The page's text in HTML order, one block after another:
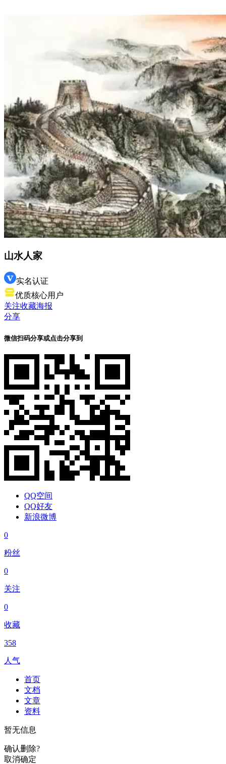
山水人家
实名认证
优质核心用户
关注收藏海报
分享
微信扫码分享或点击分享到
QQ空间
QQ好友
新浪微博
0
粉丝
0
关注
0
收藏
358
人气
首页
文档
文章
资料
暂无信息
确认删除?
取消确定